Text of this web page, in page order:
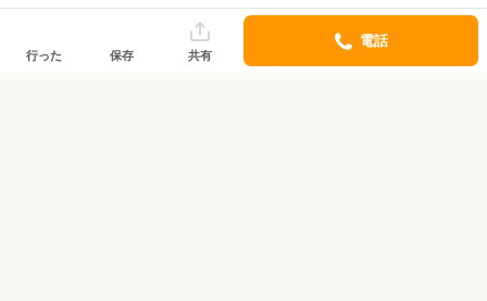
行った 保存 共有
電話